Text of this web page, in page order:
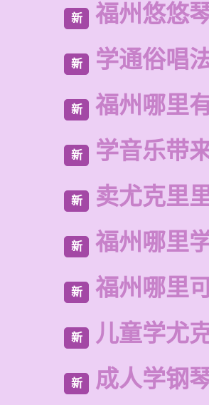
新 福州悠悠
新 学通俗唱
新 福州哪里
新 学音乐带
新 卖尤克里
新 福州哪里
新 福州哪里
新 儿童学尤
新 成人学钢